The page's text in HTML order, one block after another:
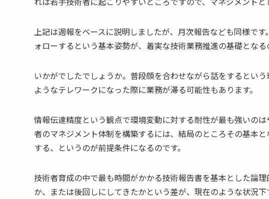
上記は週報をベースに説明しましたが、月次報告なども同様で
ォローするという基本姿勢が、着実な技術業務推進の基礎となる
いかがでしたでしょうか。普段顔を合わせながら話をするとい
ようなテレワークになった際に業務が滞る可能性もあります。
情報伝達精度という観点で環境変動に対する耐性が最も強いの
者のマネジメント体制を構築するには、結局のところその基本
する、というのが前提条件になるのです。
技術者育成の中で最も時間がかかる技術報告書を基本とした論
か、または後回しにしてきたかという差が、現在のような状況